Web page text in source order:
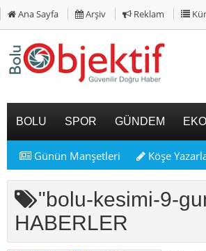
Ana Sayfa Arşiv Reklam
BOLU SPOR GÜNDEM
Günün Manşetleri Köşe
"bolu-kesimi-9-
HABERLER